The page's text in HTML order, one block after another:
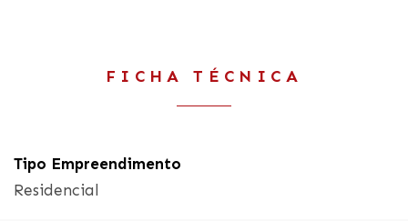
FICHA TÉCNICA
Tipo Empreendimento
Residencial